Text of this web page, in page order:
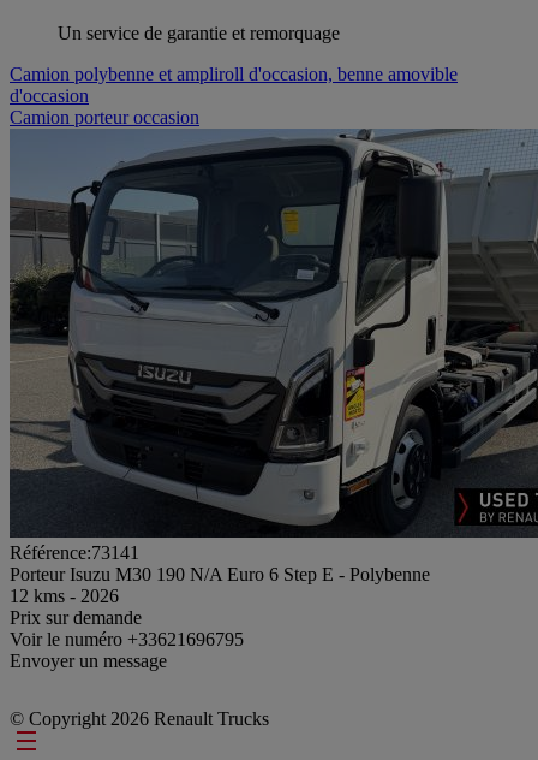
Un service de garantie et remorquage
Camion polybenne et ampliroll d'occasion, benne amovible
d'occasion
Camion porteur occasion
Référence:73141
Porteur Isuzu M30 190 N/A Euro 6 Step E - Polybenne
12 kms - 2026
Prix sur demande
Voir le numéro +33621696795
Envoyer un message
© Copyright 2026 Renault Trucks
Footer